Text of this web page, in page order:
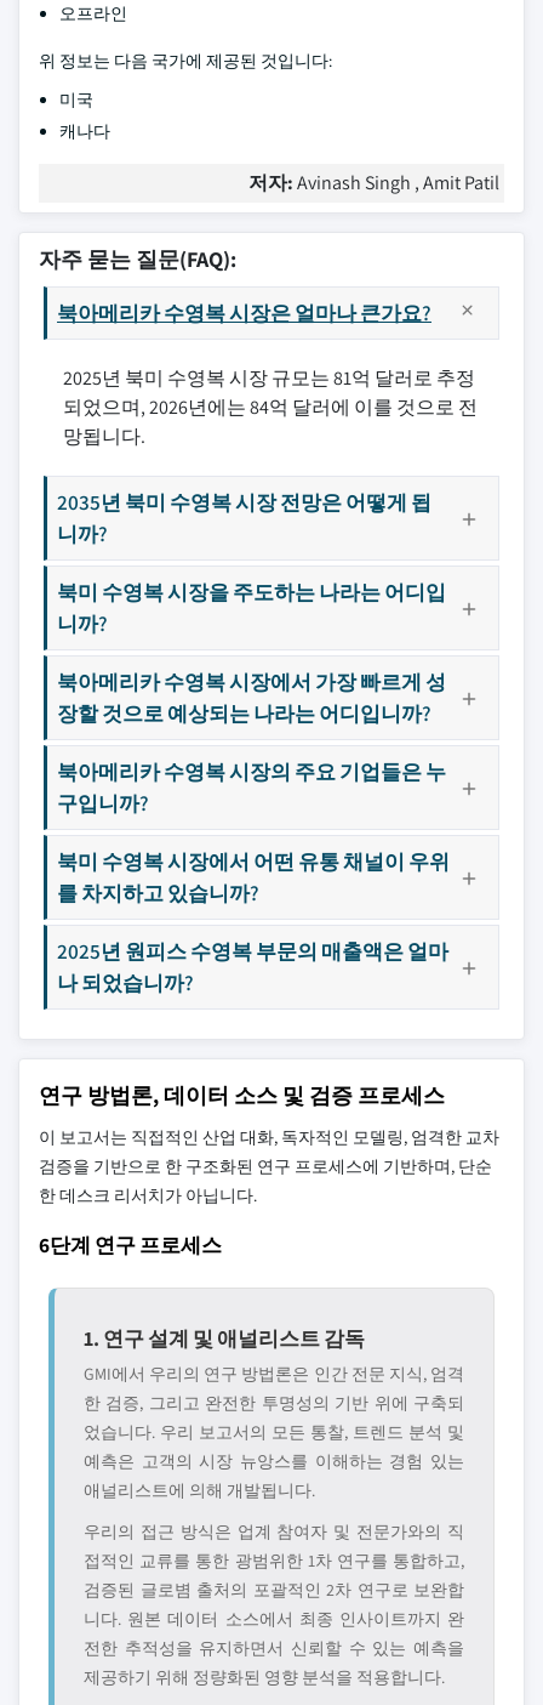
오프라인
위 정보는 다음 국가에 제공된 것입니다:
미국
캐나다
저자:Avinash Singh , Amit Patil
자주 묻는 질문(FAQ):
북아메리카 수영복 시장은 얼마나 큰가요?
2025년 북미 수영복 시장 규모는 81억 달러로 추정
되었으며, 2026년에는 84억 달러에 이를 것으로 전
망됩니다.
2035년 북미 수영복 시장 전망은 어떻게 됩
니까?
북미 수영복 시장을 주도하는 나라는 어디입
니까?
북아메리카 수영복 시장에서 가장 빠르게 성
장할 것으로 예상되는 나라는 어디입니까?
북아메리카 수영복 시장의 주요 기업들은 누
구입니까?
북미 수영복 시장에서 어떤 유통 채널이 우위
를 차지하고 있습니까?
2025년 원피스 수영복 부문의 매출액은 얼마
나 되었습니까?
연구 방법론, 데이터 소스 및 검증 프로세스
이 보고서는 직접적인 산업 대화, 독자적인 모델링, 엄격한 교차
검증을 기반으로 한 구조화된 연구 프로세스에 기반하며, 단순
한 데스크 리서치가 아닙니다.
6단계 연구 프로세스
1. 연구 설계 및 애널리스트 감독
GMI에서 우리의 연구 방법론은 인간 전문 지식, 엄격
한 검증, 그리고 완전한 투명성의 기반 위에 구축되
었습니다. 우리 보고서의 모든 통찰, 트렌드 분석 및
예측은 고객의 시장 뉴앙스를 이해하는 경험 있는
애널리스트에 의해 개발됩니다.
우리의 접근 방식은 업계 참여자 및 전문가와의 직
접적인 교류를 통한 광범위한 1차 연구를 통합하고,
검증된 글로볌 출처의 포괄적인 2차 연구로 보완합
니다. 원본 데이터 소스에서 최종 인사이트까지 완
전한 추적성을 유지하면서 신뢰할 수 있는 예측을
제공하기 위해 정량화된 영향 분석을 적용합니다.